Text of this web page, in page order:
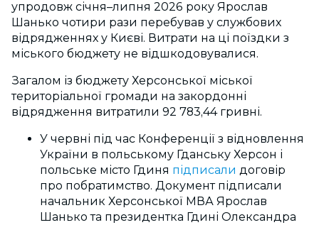
упродовж січня–липня 2026 року Ярослав
Шанько чотири рази перебував у службових
відрядженнях у Києві. Витрати на ці поїздки з
міського бюджету не відшкодовувалися.
Загалом із бюджету Херсонської міської
територіальної громади на закордонні
відрядження витратили 92 783,44 гривні.
У червні під час Конференції з відновлення
України в польському Гданську Херсон і
польське місто Гдиня підписали договір
про побратимство. Документ підписали
начальник Херсонської МВА Ярослав
Шанько та президентка Гдині Олександра